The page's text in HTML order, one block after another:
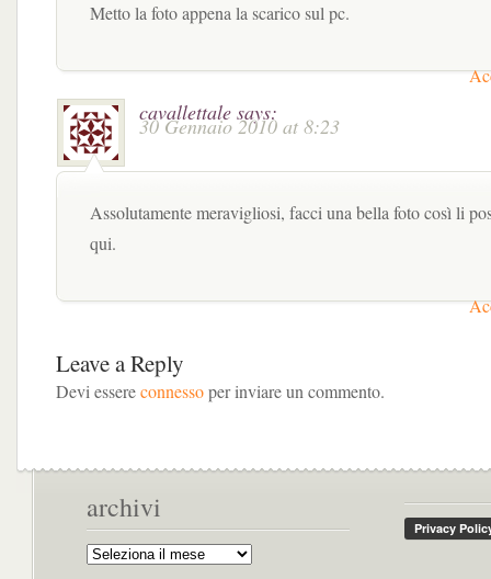
Metto la foto appena la scarico sul pc.
cavallettale says:
30 Gennaio 2010 at 8:23
Assolutamente meravigliosi, facci una bella foto così li
qui.
Leave a Reply
Devi essereconnessoper inviare un commento.
archivi
Archivi